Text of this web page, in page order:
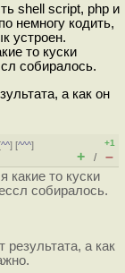
shell script, php и
немногу кодить,
устроен.
то куски
собиралось.
а как он
^^] [^^^]
+1
+ / –
какие то куски
собиралось.
а как